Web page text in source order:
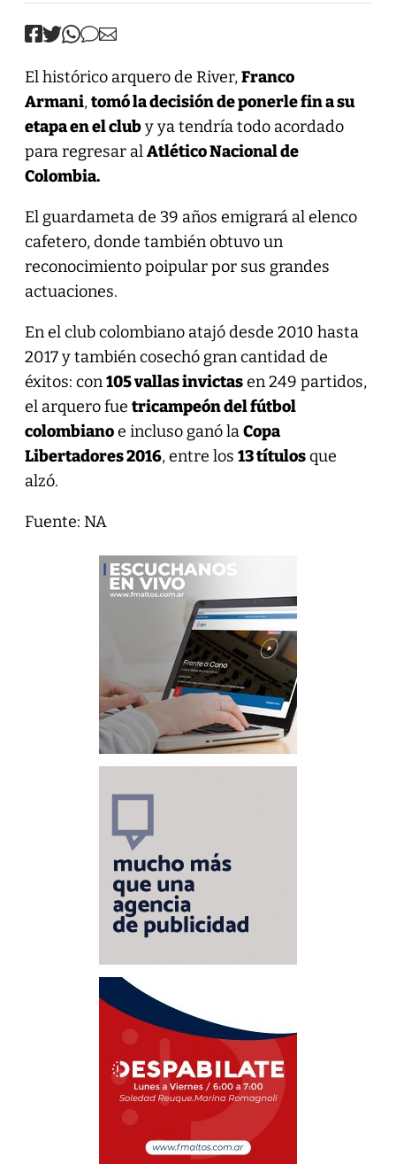
El histórico arquero de River,Franco
Armani,tomó la decisión de ponerle fin a su
etapa en el cluby ya tendría todo acordado
para regresar alAtlético Nacional de
Colombia.
El guardameta de 39 años emigrará al elenco
cafetero, donde también obtuvo un
reconocimiento poipular por sus grandes
actuaciones.
En el club colombiano atajó desde 2010 hasta
2017 y también cosechó gran cantidad de
éxitos: con105 vallas invictasen 249 partidos,
el arquero fue tricampeón del fútbol
colombianoe incluso ganó laCopa
Libertadores 2016, entre los 13 títulosque
alzó.
Fuente: NA